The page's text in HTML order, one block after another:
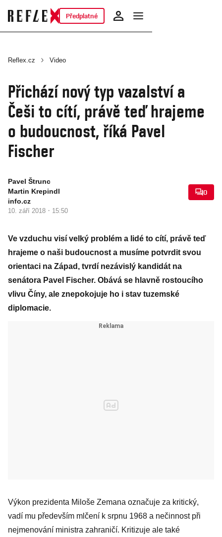
Předplatné
Reflex.cz Video
Přichází nový typ vazalství a
Češi to cítí, právě teď hrajeme
o budoucnost, říká Pavel
Fischer
Pavel Štrunc
Martin Krepindl
info.cz
10. září 2018 · 15:50
0
Ve vzduchu visí velký problém a lidé to cítí, právě teď
hrajeme o naši budoucnost a musíme potvrdit svou
orientaci na Západ, tvrdí nezávislý kandidát na
senátora Pavel Fischer. Obává se hlavně rostoucího
vlivu Číny, ale znepokojuje ho i stav tuzemské
diplomacie.
Výkon prezidenta Miloše Zemana označuje za kritický,
vadí mu především mlčení k srpnu 1968 a nečinnost při
nejmenování ministra zahraničí. Kritizuje ale také